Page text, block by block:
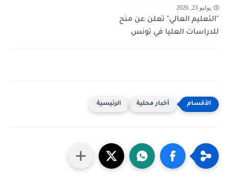
يوليو 23, 2026
"التعليم العالي" تعلن عن منح
للدراسات العليا في تونس
أخبار محلية الرئيسية